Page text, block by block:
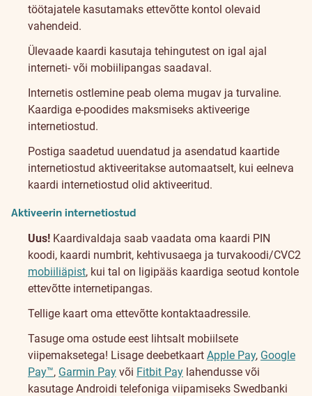
töötajatele kasutamaks ettevõtte kontol olevaid
vahendeid.
Ülevaade kaardi kasutaja tehingutest on igal ajal
interneti- või mobiilipangas saadaval.
Internetis ostlemine peab olema mugav ja turvaline.
Kaardiga e-poodides maksmiseks aktiveerige
internetiostud.
Postiga saadetud uuendatud ja asendatud kaartide
internetiostud aktiveeritakse automaatselt, kui eelneva
kaardi internetiostud olid aktiveeritud.
Aktiveerin internetiostud
Uus! Kaardivaldaja saab vaadata oma kaardi PIN
koodi, kaardi numbrit, kehtivusaega ja turvakoodi/CVC2
mobiiliäpist, kui tal on ligipääs kaardiga seotud kontole
ettevõtte internetipangas.
Tellige kaart oma ettevõtte kontaktaadressile.
Tasuge oma ostude eest lihtsalt mobiilsete
viipemaksetega! Lisage deebetkaart Apple Pay, Google
Pay™, Garmin Pay või Fitbit Pay lahendusse või
kasutage Androidi telefoniga viipamiseks Swedbanki